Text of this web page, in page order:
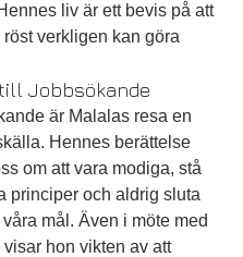
liv är ett bevis på att
verkligen kan göra
Jobbsökande
är Malalas resa en
Hennes berättelse
om att vara modiga, stå
principer och aldrig sluta
mål. Även i möte med
visar hon vikten av att